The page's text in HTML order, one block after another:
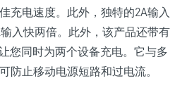
充电速度。此外，独特的2A输入
入快两倍。此外，该产品还带有
您同时为两个设备充电。它与多
防止移动电源短路和过电流。